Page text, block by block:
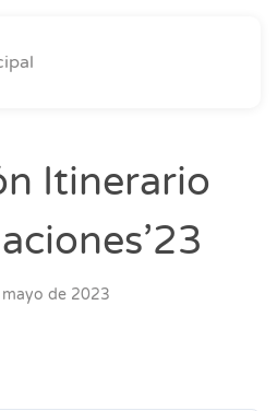
Itinerario
de 2023